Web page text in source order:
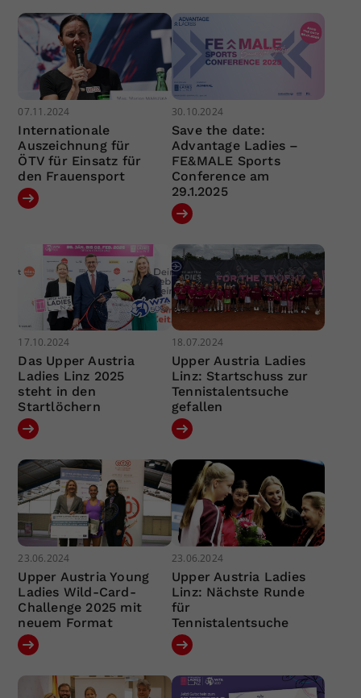
07.11.2024
Internationale
Auszeichnung für
ÖTV für Einsatz für
den Frauensport
30.10.2024
Save the date:
Advantage Ladies –
FE&MALE Sports
Conference am
29.1.2025
17.10.2024
Das Upper Austria
Ladies Linz 2025
steht in den
Startlöchern
18.07.2024
Upper Austria Ladies
Linz: Startschuss zur
Tennistalentsuche
gefallen
23.06.2024
Upper Austria Young
Ladies Wild-Card-
Challenge 2025 mit
neuem Format
23.06.2024
Upper Austria Ladies
Linz: Nächste Runde
für
Tennistalentsuche